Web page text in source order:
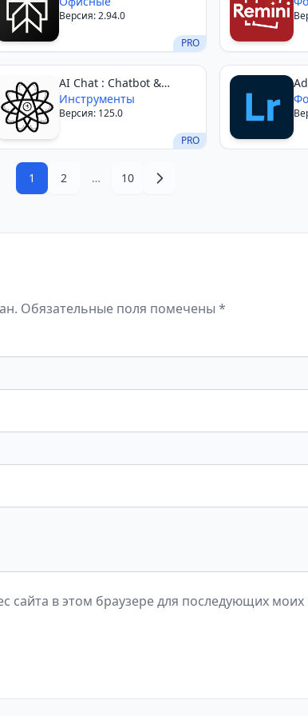
PRO
Версия: 2.94.0
PRO
AI Chat : Chatbot &
Assistant
Инструменты
Версия: 125.0
1 2 … 10
Обязательные поля помечены *
сайта в этом браузере для последующих